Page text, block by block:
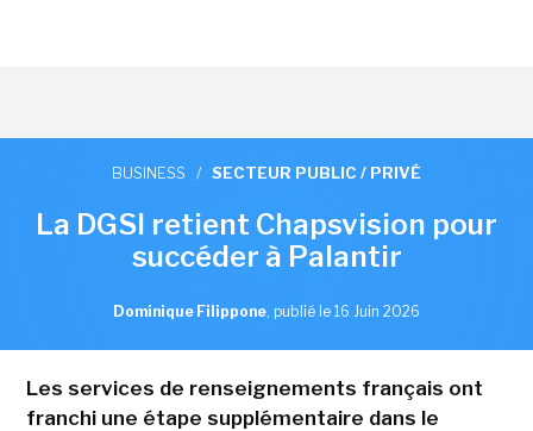
BUSINESS / SECTEUR PUBLIC / PRIVÉ
La DGSI retient Chapsvision pour
succéder à Palantir
Dominique Filippone, publié le 16 Juin 2026
Les services de renseignements français ont
franchi une étape supplémentaire dans le